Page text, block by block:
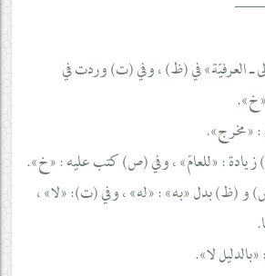
ـ العرفيّة» في (ظ) ، وفي (ت) وردت في
و (ظ) بدل «به» : «له» ، وفي (ت): «لا» ،